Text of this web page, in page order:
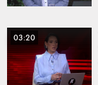
03:20